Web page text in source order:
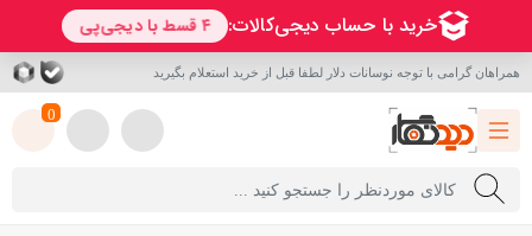
همراهان گرامی با توجه نوسانات دلار لطفا قبل از خرید استعلام بگیرید
0